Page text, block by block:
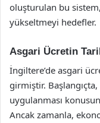
oluşturulan bu sistem,
yükseltmeyi hedefler.
Asgari Ücretin
İngiltere’de asgari
girmiştir.
uygulanması
Ancak zamanla,